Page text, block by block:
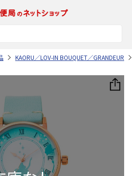
KAORU／LOV-IN BOUQUET／GRANDEUR